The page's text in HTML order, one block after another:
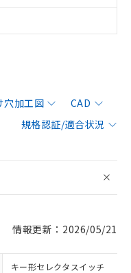
穴加工図
CAD
規格認証/適合状況
情報更新：2026/05/21
キー形セレクタスイッチ